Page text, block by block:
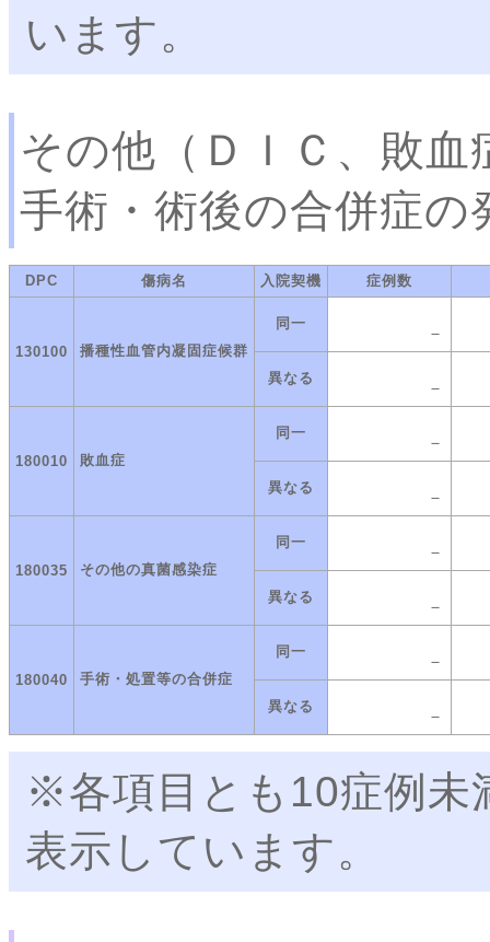
います。
その他（ＤＩＣ、敗
手術・術後の合併症の
DPC 傷病名 入院契機 症例数
130100 播種性血管内凝固症候群
同一
－
異なる
－
180010 敗血症
同一
－
異なる
－
180035 その他の真菌感染症
同一
－
異なる
－
180040 手術・処置等の合併症
同一
－
異なる
－
※各項目とも10症例未
表示しています。